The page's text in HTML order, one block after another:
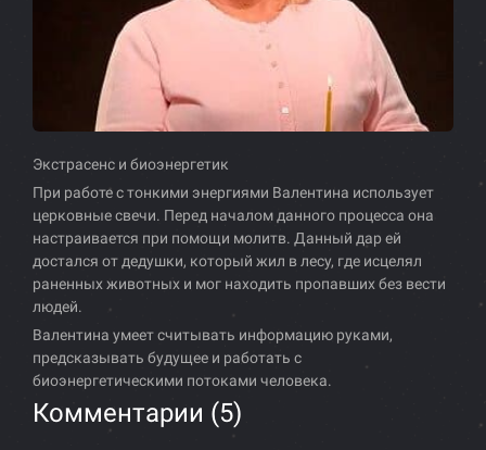
Экстрасенс и биоэнергетик
При работе с тонкими энергиями Валентина использует
церковные свечи. Перед началом данного процесса она
настраивается при помощи молитв. Данный дар ей
достался от дедушки, который жил в лесу, где исцелял
раненных животных и мог находить пропавших без вести
людей.
Валентина умеет считывать информацию руками,
предсказывать будущее и работать с
биоэнергетическими потоками человека.
Комментарии (5)